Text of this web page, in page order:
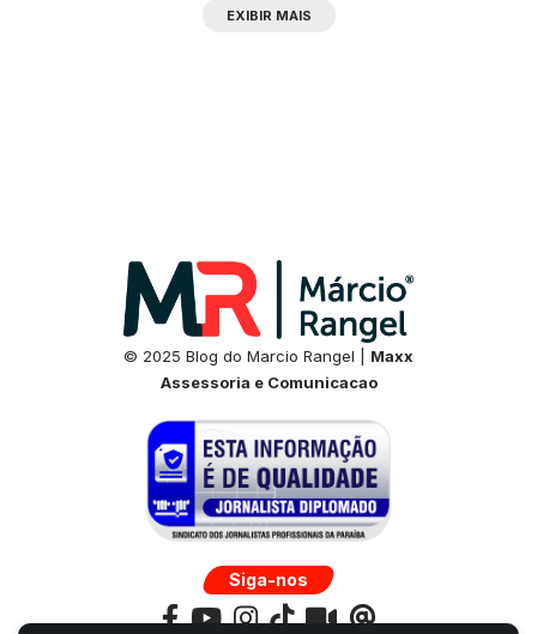
EXIBIR MAIS
© 2025 Blog do Marcio Rangel | Maxx
Assessoria e Comunicacao
Siga-nos